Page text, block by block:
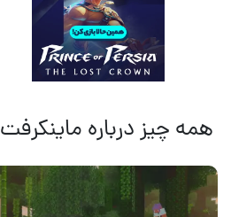
همه چیز درباره ماینکرفت